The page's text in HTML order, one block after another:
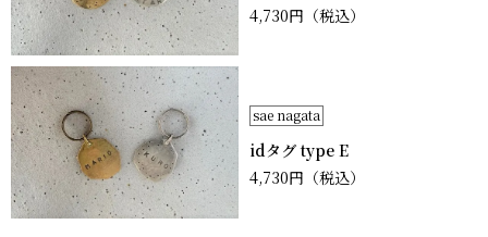
4,730円 （税込）
sae nagata
idタグ type E
4,730円 （税込）